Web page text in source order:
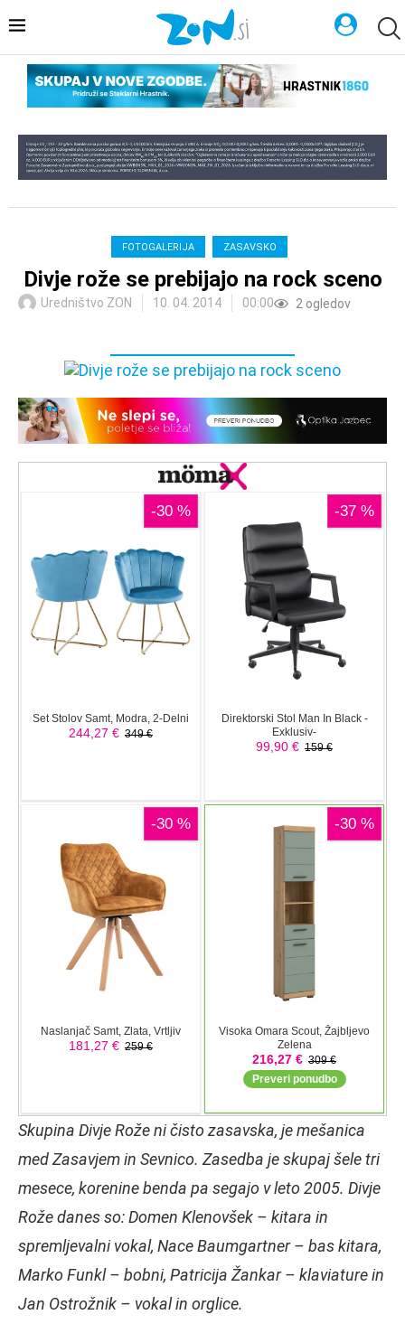
FOTOGALERIJA ZASAVSKO
Divje rože se prebijajo na rock sceno
Uredništvo ZON 10. 04. 2014 00:00 2 ogledov
Skupina Divje Rože ni čisto zasavska, je mešanica
med Zasavjem in Sevnico. Zasedba je skupaj šele tri
mesece, korenine benda pa segajo v leto 2005. Divje
Rože danes so: Domen Klenovšek – kitara in
spremljevalni vokal, Nace Baumgartner – bas kitara,
Marko Funkl – bobni, Patricija Žankar – klaviature in
Jan Ostrožnik – vokal in orglice.